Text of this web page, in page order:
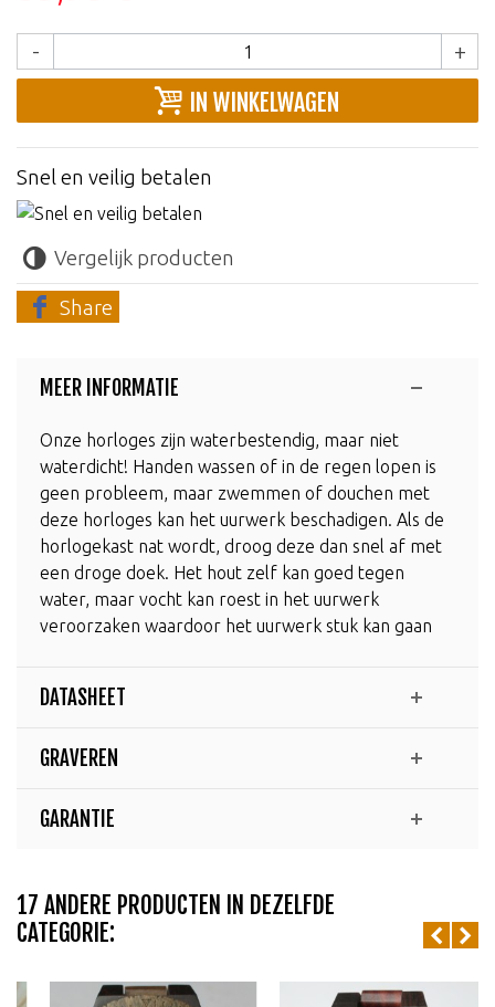
- +
IN WINKELWAGEN
Snel en veilig betalen
Vergelijk producten
Share
MEER INFORMATIE
Onze horloges zijn waterbestendig, maar niet
waterdicht! Handen wassen of in de regen lopen is
geen probleem, maar zwemmen of douchen met
deze horloges kan het uurwerk beschadigen. Als de
horlogekast nat wordt, droog deze dan snel af met
een droge doek. Het hout zelf kan goed tegen
water, maar vocht kan roest in het uurwerk
veroorzaken waardoor het uurwerk stuk kan gaan
DATASHEET
GRAVEREN
GARANTIE
17 ANDERE PRODUCTEN IN DEZELFDE
CATEGORIE: